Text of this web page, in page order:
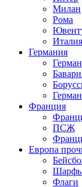
Милан
Рома
Германия
Франция
ПСЖ
Европа
Флаги